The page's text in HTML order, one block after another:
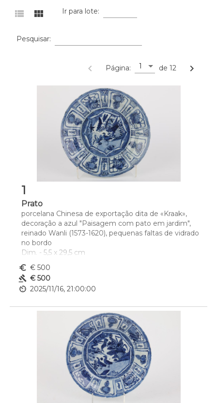
view_list view_module Ir para lote:
Pesquisar:
navigate_before Página: 1 de 12 navigate_next
1
Prato
porcelana Chinesa de exportação dita de «Kraak»,
decoração a azul "Paisagem com pato em jardim",
reinado Wanli (1573-1620), pequenas faltas de vidrado
no bordo
Dim. - 5,5 x 29,5 cm
euro_symbol € 500
gavel € 500
av_timer 2025/11/16, 21:00:00